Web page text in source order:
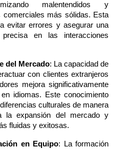
malentendidos y
comerciales más sólidas. Esta
evitar errores y asegurar una
en las interacciones
del Mercado: La capacidad de
con clientes extranjeros
mejora significativamente
idiomas. Este conocimiento
culturales de manera
la expansión del mercado y
fluidas y exitosas.
en Equipo: La formación